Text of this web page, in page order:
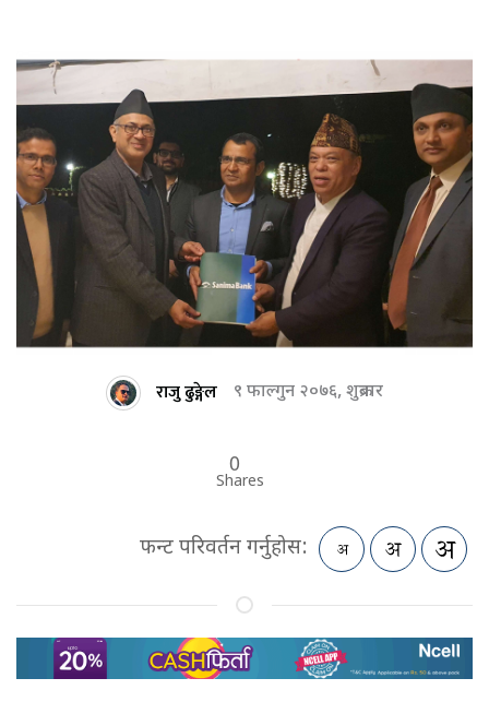
राजु ढुङ्गेल ९ फाल्गुन २०७६, शुक्रबार
0
Shares
फन्ट परिवर्तन गर्नुहोस: